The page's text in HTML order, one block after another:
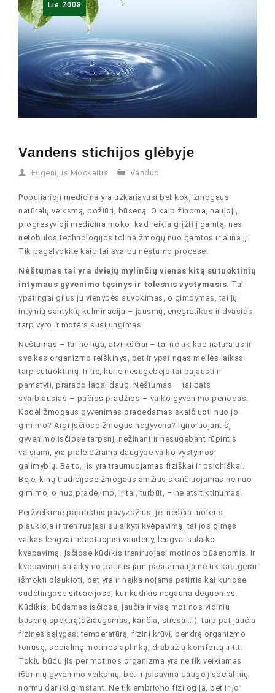
Lie 2008
Vandens stichijos glėbyje
Eugenijus Mockaitis Vanduo
Populiarioji medicina yra užkariavusi bet kokį žmogaus
natūralų veiksmą, požiūrį, būseną. O kaip žinoma, naujoji,
progresyvioji medicina moko, kad reikia grįžti į gamtą, nes
netobulos technologijos tolina žmogų nuo gamtos ir alina jį.
Tik pagalvokite kaip tai svarbu nėštumo procese!
Nėštumas tai yra dviejų mylinčių vienas kitą sutuoktinių
intymaus gyvenimo tęsinys ir tolesnis vystymasis. Tai
ypatingai gilus jų vienybės suvokimas, o gimdymas, tai jų
intymių santykių kulminacija – jausmų, enegretikos ir dvasios
tarp vyro ir moters susijungimas.
Nėštumas – tai ne liga, atvirkščiai – tai ne tik kad natūralus ir
sveikas organizmo reiškinys, bet ir ypatingas meilės laikas
tarp sutuoktinių. Ir tie, kurie nesugebėjo tai pajausti ir
pamatyti, prarado labai daug. Nėštumas – tai pats
svarbiausias – pačios pradžios – vaiko gyvenimo periodas.
Kodėl žmogaus gyvenimas pradedamas skaičiuoti nuo jo
gimimo? Argi įsčiose žmogus negyvena? Ignoruojant šį
gyvenimo įsčiose tarpsnį, nežinant ir nesugebant rūpintis
vaisiumi, yra praleidžiama daugybė vaiko vystymosi
galimybių. Be to, jis yra traumuojamas fiziškai ir psichiškai.
Beje, kinų tradicijose žmogaus amžius skaičiuojamas ne nuo
gimimo, o nuo pradėjimo, ir tai, turbūt, – ne atsitiktinumas.
Peržvelkime paprastus pavyzdžius: jei nėščia moteris
plaukioja ir treniruojasi sulaikyti kvėpavimą, tai jos gimęs
vaikas lengvai adaptuojasi vandeny, lengvai sulaiko
kvėpavimą. Įsčiose kūdikis treniruojasi motinos būsenomis. Ir
kvėpavimo sulaikymo patirtis jam pasitarnauja ne tik kad gerai
išmokti plaukioti, bet yra ir neįkainojama patirtis kai kuriose
sudėtingose situacijose, kur kūdikis negauna deguonies.
Kūdikis, būdamas įsčiose, jaučia ir visą motinos vidinių
būsenų spektrą(džiaugsmas, kančia, stresai…), taip pat jaučia
fizines sąlygas: temperatūrą, fizinį krūvį, bendrą organizmo
tonusą, socialinę motinos aplinką, drabužių komfortą ir t.t.
Tokiu būdu jis per motinos organizmą yra ne tik veikiamas
išorinių gyvenimo veiksnių, bet ir įsisavina daugelį socialinių
normų dar iki gimstant. Ne tik embriono fizilogija, bet ir jo